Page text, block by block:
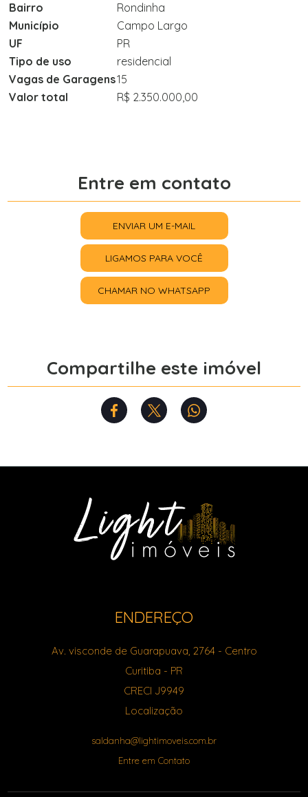
Bairro
Rondinha
Município
Campo Largo
UF
PR
Tipo de uso
residencial
Vagas de Garagens15
Valor total
R$ 2.350.000,00
Entre em contato
ENVIAR UM E-MAIL
LIGAMOS PARA VOCÊ
CHAMAR NO WHATSAPP
Compartilhe este imóvel
ENDEREÇO
Av. visconde de Guarapuava, 2764- Centro
Curitiba - PR
CRECI J9949
Localização
saldanha@lightimoveis.com.br
Entre em Contato